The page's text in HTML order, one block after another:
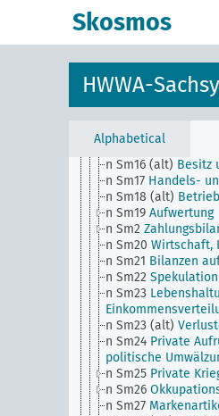
Skosmos
HWWA-
Alphabetical
n Sm12
n Sm14 (alt)
Bilanzwesen
n Sm16
n Sm16 (alt) Besitz
n Sm17 Handels-
n Sm18 (alt)
n Sm19 Aufwertung
n Sm2
n Sm20 Wirtschaft,
n Sm21 Bilanzen
n Sm22
n Sm23
n Sm23 (alt)
n Sm24 Private
politische
n Sm25 Private
n Sm26
n Sm27